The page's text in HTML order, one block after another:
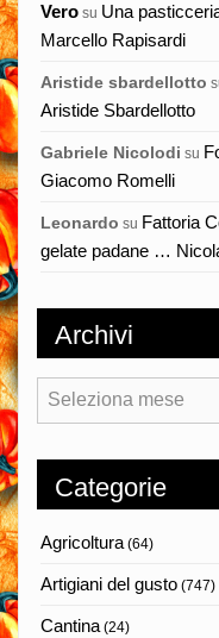
Vero su Una
Marcello Rapisardi
Aristide sbardellotto
Aristide Sbardellotto
Gabriele Nicolodi su
Giacomo Romelli
Leonardo su Fattoria
gelate padane …
Archivi
Archivi
Categorie
Agricoltura(64)
Artigiani del gusto (747)
Cantina(24)